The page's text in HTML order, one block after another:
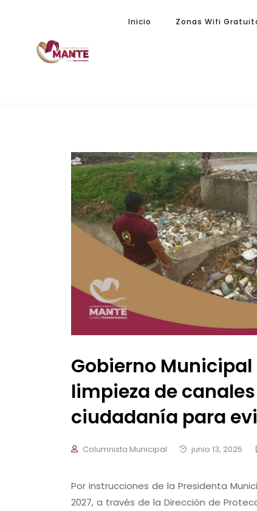
Inicio Zonas Wifi
Gobierno
limpieza de
ciudadanía para
Columnista Municipal junio 13, 2025
Por instrucciones de la Presidenta
2027, a través de la Dirección de